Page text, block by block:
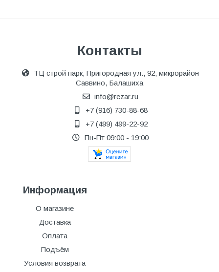
Контакты
ТЦ строй парк, Пригородная ул., 92, микрорайон
Саввино, Балашиха
info@rezar.ru
+7 (916) 730-88-68
+7 (499) 499-22-92
Пн-Пт 09:00 - 19:00
Информация
О магазине
Доставка
Оплата
Подъём
Условия возврата